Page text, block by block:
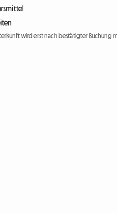
wird erst nach bestätigter Buchung